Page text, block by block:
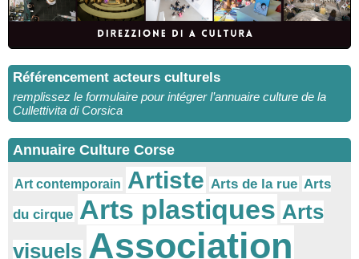
Référencement acteurs culturels
remplissez le formulaire pour intégrer l’annuaire culture de la
Cullettivita di Corsica
Annuaire Culture Corse
Art contemporain Artiste Arts de la rue Arts
du cirque Arts plastiques Arts
visuels Association